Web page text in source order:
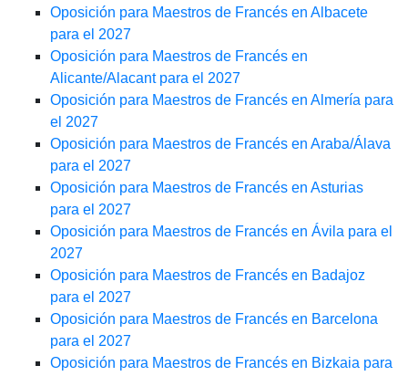
Oposición para Maestros de Francés en Albacete
para el 2027
Oposición para Maestros de Francés en
Alicante/Alacant para el 2027
Oposición para Maestros de Francés en Almería para
el 2027
Oposición para Maestros de Francés en Araba/Álava
para el 2027
Oposición para Maestros de Francés en Asturias
para el 2027
Oposición para Maestros de Francés en Ávila para el
2027
Oposición para Maestros de Francés en Badajoz
para el 2027
Oposición para Maestros de Francés en Barcelona
para el 2027
Oposición para Maestros de Francés en Bizkaia para